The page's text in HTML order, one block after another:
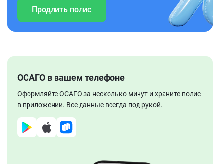
Продлить полис
ОСАГО в вашем телефоне
Оформляйте ОСАГО за несколько минут и храните полис
в приложении. Все данные всегда под рукой.